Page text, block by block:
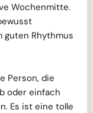
Wochenmitte.
guten Rhythmus
Person, die
oder einfach
Es ist eine tolle